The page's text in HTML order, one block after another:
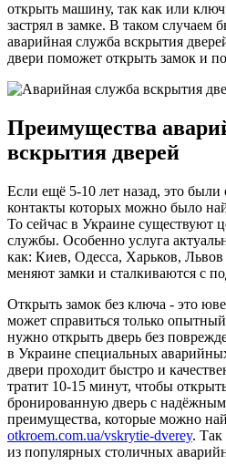
открыть машину, так как или
застрял в замке. В таком случаем
аварийная служба вскрытия
двери поможет открыть замок и
Преимущества
вскрытия дверей
Если ещё 5-10 лет назад, это
контакты которых можно было
То сейчас в Украине существуют
службы. Особенно услуга
как: Киев, Одесса, Харьков,
меняют замки и сталкиваются с
Открыть замок без ключа - это
может справиться только
нужно открыть дверь без
в Украине специальных
двери проходит быстро и
тратит 10-15 минут, чтобы
бронированную дверь с
преимущества, которые можно
otkroem.com.ua/vskrytie-dverey. Так
из популярных столичных